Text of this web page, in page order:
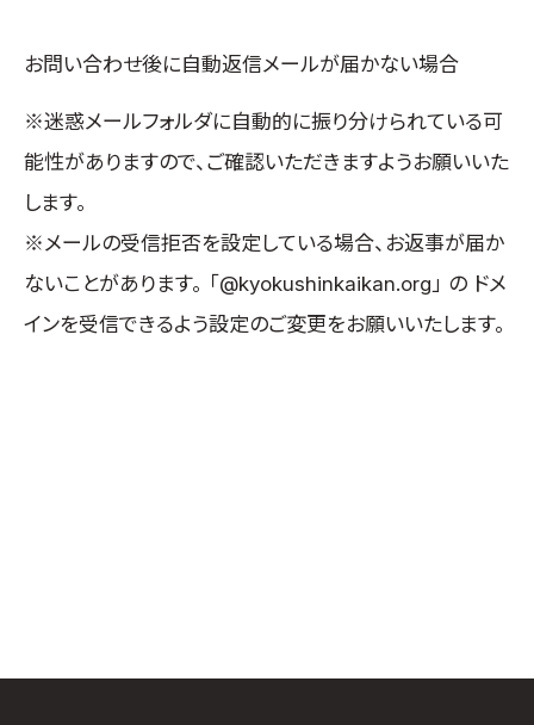
お問い合わせ後に自動返信メールが届かない場合
※迷惑メールフォルダに自動的に振り分けられている可
能性がありますので、ご確認いただきますようお願いいた
します。
※メールの受信拒否を設定している場合、お返事が届か
ないことがあります。 「@kyokushinkaikan.org」 の ドメ
インを受信できるよう設定のご変更をお願いいたします。